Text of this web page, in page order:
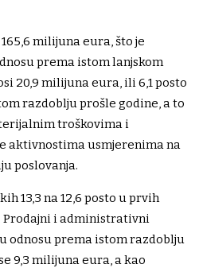
milijuna eura, što je
prema istom lanjskom
20,9 milijuna eura, ili 6,1 posto
razdoblju prošle godine, a to
troškovima i
aktivnostima usmjerenima na
poslovanja.
13,3 na 12,6 posto u prvih
Prodajni i administrativni
odnosu prema istom razdoblju
9,3 milijuna eura, a kao